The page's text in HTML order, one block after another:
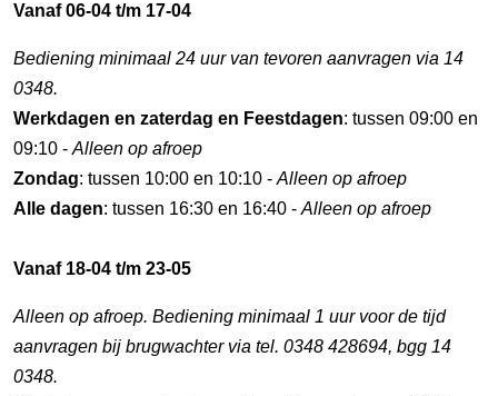
Vanaf 06-04 t/m 17-04
Bediening minimaal 24 uur van tevoren aanvragen via 14
0348.
Werkdagen en zaterdag en Feestdagen: tussen 09:00 en
09:10 - Alleen op afroep
Zondag: tussen 10:00 en 10:10 - Alleen op afroep
Alle dagen: tussen 16:30 en 16:40 - Alleen op afroep
Vanaf 18-04 t/m 23-05
Alleen op afroep. Bediening minimaal 1 uur voor de tijd
aanvragen bij brugwachter via tel. 0348 428694, bgg 14
0348.